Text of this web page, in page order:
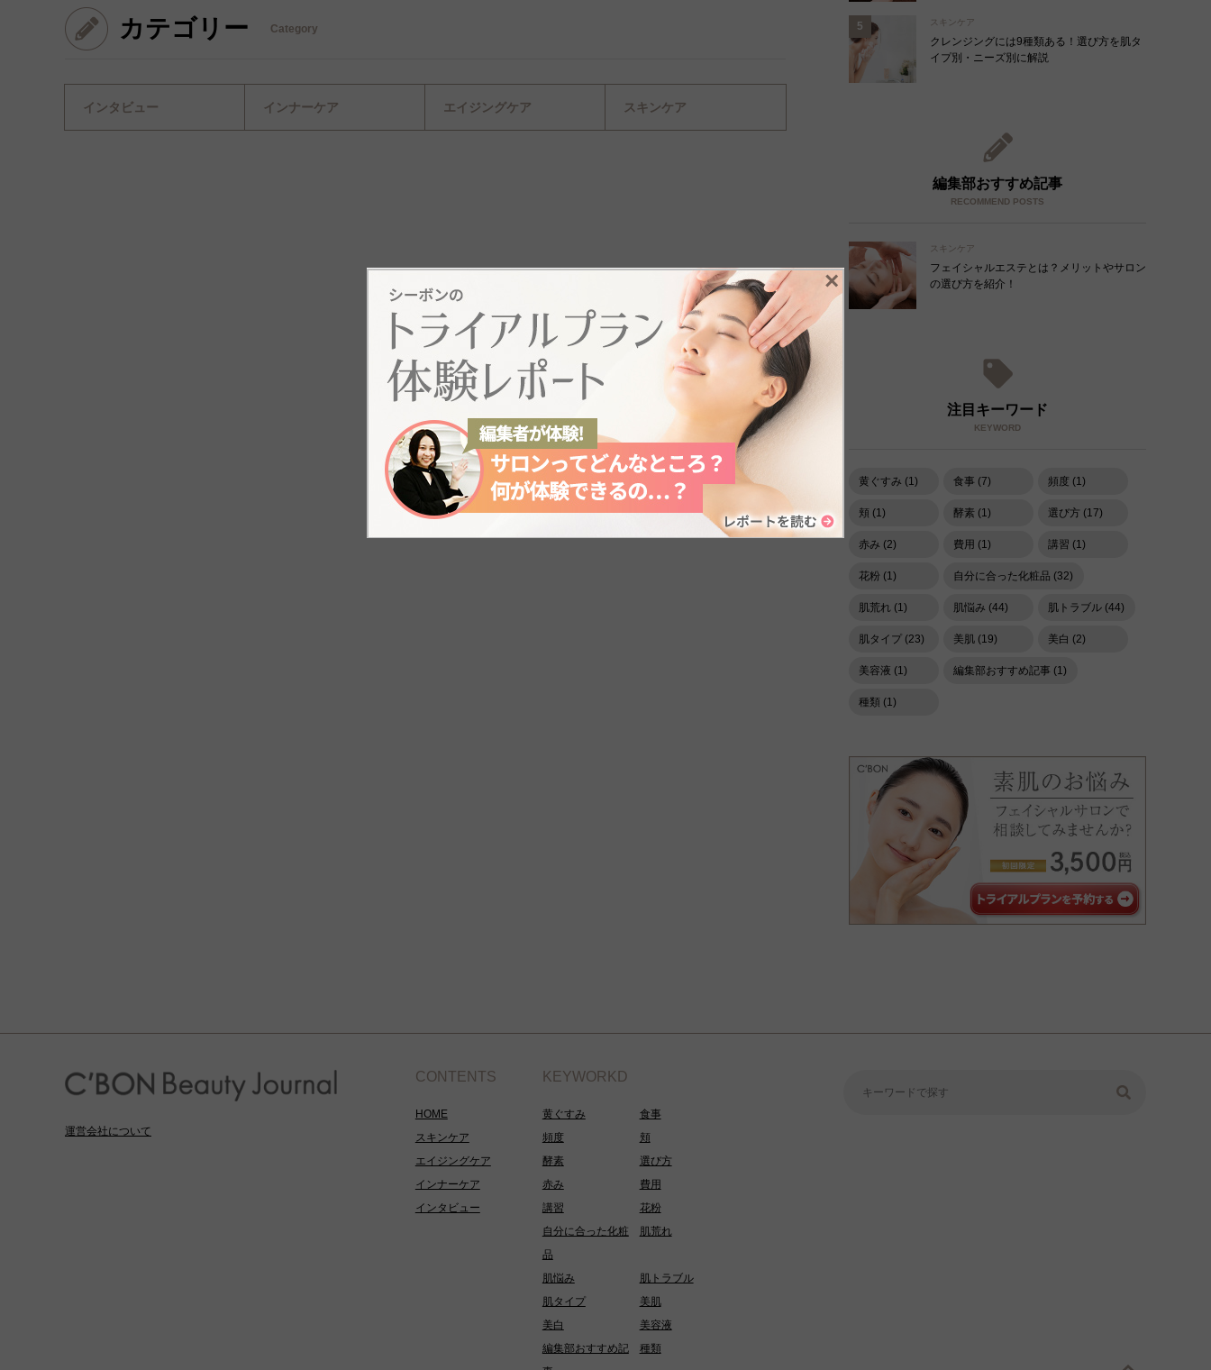
カテゴリー Category
インタビュー インナーケア エイジングケア スキンケア
スキンケア
クレンジングには9種類ある！選び方を肌タ
イプ別・ニーズ別に解説
編集部おすすめ記事
RECOMMEND POSTS
スキンケア
フェイシャルエステとは？メリットやサロン
の選び方を紹介！
注目キーワード
KEYWORD
黄ぐすみ (1) 食事 (7) 頻度 (1)
頬 (1) 酵素 (1) 選び方 (17)
赤み (2) 費用 (1) 講習 (1)
花粉 (1) 自分に合った化粧品 (32)
肌荒れ (1) 肌悩み (44) 肌トラブル (44)
肌タイプ (23) 美肌 (19) 美白 (2)
美容液 (1) 編集部おすすめ記事 (1)
種類 (1)
運営会社について
CONTENTS
HOME
スキンケア
エイジングケア
インナーケア
インタビュー
KEYWORKD
黄ぐすみ
食事
頻度
頬
酵素
選び方
赤み
費用
講習
花粉
自分に合った化粧
品
肌荒れ
肌悩み
肌トラブル
肌タイプ
美肌
美白
美容液
編集部おすすめ記
種類
×